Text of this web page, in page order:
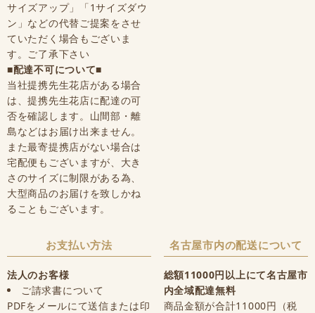
サイズアップ」「1サイズダウ
ン」などの代替ご提案をさせ
ていただく場合もございま
す。ご了承下さい
■配達不可について■
当社提携先生花店がある場合
は、提携先生花店に配達の可
否を確認します。山間部・離
島などはお届け出来ません。
また最寄提携店がない場合は
宅配便もございますが、大き
さのサイズに制限がある為、
大型商品のお届けを致しかね
ることもございます。
お支払い方法
法人のお客様
ご請求書について
PDFをメールにて送信または印
名古屋市内の配送について
総額11000円以上にて名古屋市
内全域配達無料
商品金額が合計11000円（税